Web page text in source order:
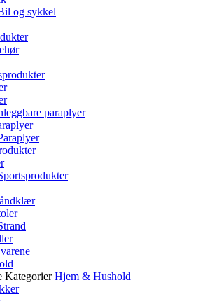
og sykkel
paraplyer
Kategorier Hjem & Hushold